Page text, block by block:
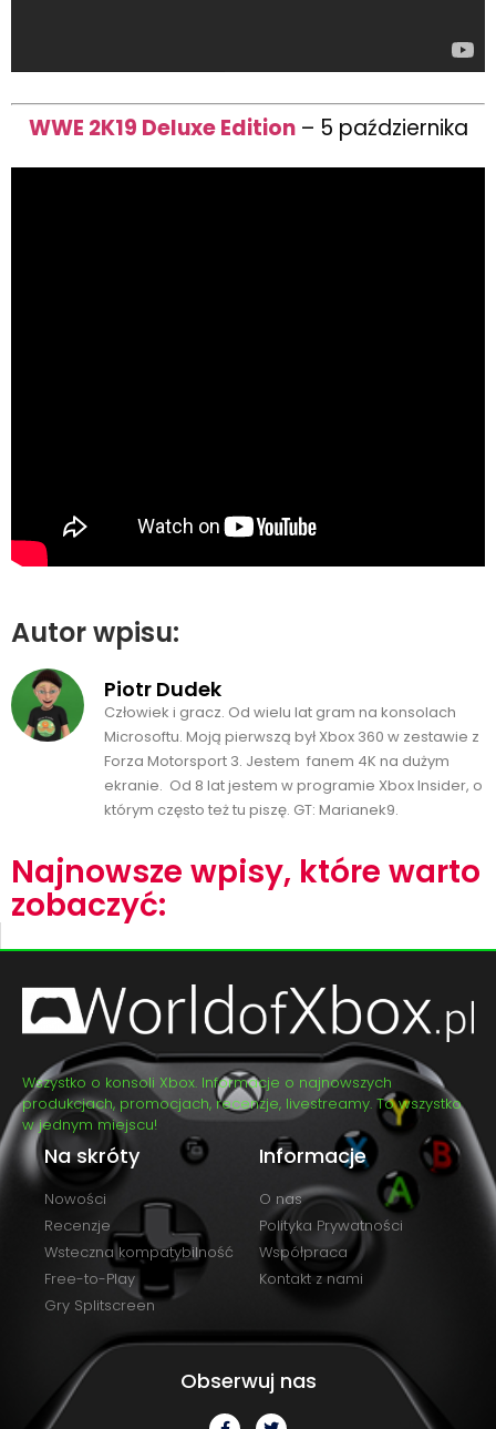
WWE 2K19 Deluxe Edition– 5 października
Autor wpisu:
Piotr Dudek
Człowiek i gracz. Od wielu lat gram na konsolach
Microsoftu. Moją pierwszą był Xbox 360 w zestawie z
Forza Motorsport 3. Jestem fanem 4K na dużym
ekranie. Od 8 lat jestem w programie Xbox Insider, o
którym często też tu piszę. GT: Marianek9.
Najnowsze wpisy, które warto
zobaczyć:
Wszystko o konsoli Xbox. Informacje o najnowszych
produkcjach, promocjach, recenzje, livestreamy. To wszystko
w jednym miejscu!
Na skróty
Nowości
Recenzje
Wsteczna kompatybilność
Free-to-Play
Gry Splitscreen
Informacje
O nas
Polityka Prywatności
Współpraca
Kontakt z nami
Obserwuj nas